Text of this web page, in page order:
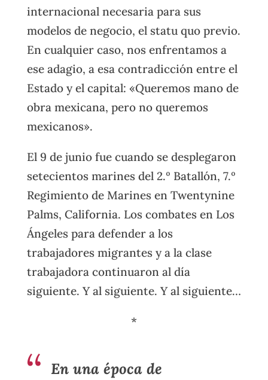
internacional necesaria para sus
modelos de negocio, el statu quo previo.
En cualquier caso, nos enfrentamos a
ese adagio, a esa contradicción entre el
Estado y el capital: «Queremos mano de
obra mexicana, pero no queremos
mexicanos».
El 9 de junio fue cuando se desplegaron
setecientos marines del 2.º Batallón, 7.º
Regimiento de Marines en Twentynine
Palms, California. Los combates en Los
Ángeles para defender a los
trabajadores migrantes y a la clase
trabajadora continuaron al día
siguiente. Y al siguiente. Y al siguiente…
*
En una época de